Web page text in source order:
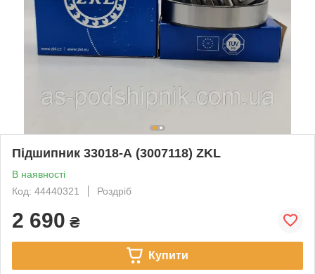
Підшипник 33018-А (3007118) ZKL
В наявності
Код: 44440321
Роздріб
2 690 ₴
Купити